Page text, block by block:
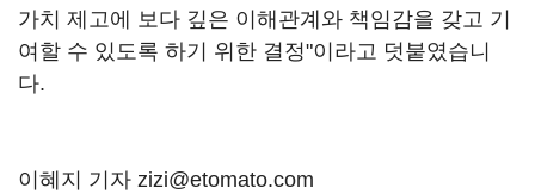
가치 제고에 보다 깊은 이해관계와 책임감을 갖고 기
여할 수 있도록 하기 위한 결정"이라고 덧붙였습니
다.
이혜지 기자 zizi@etomato.com